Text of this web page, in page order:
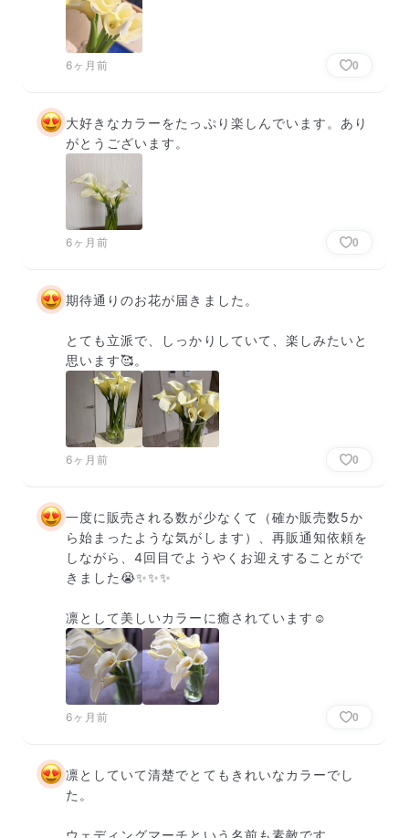
6ヶ月前 0
大好きなカラーをたっぷり楽しんでいます。あり
がとうございます。
6ヶ月前 0
期待通りのお花が届きました。
とても立派で、しっかりしていて、楽しみたいと
思います🥰。
6ヶ月前 0
一度に販売される数が少なくて（確か販売数5か
ら始まったような気がします）、再販通知依頼を
しながら、4回目でようやくお迎えすることがで
きました😭✨✨✨
凛として美しいカラーに癒されています☺️
6ヶ月前 0
凛としていて清楚でとてもきれいなカラーでし
た。
ウェディングマーチという名前も素敵です。